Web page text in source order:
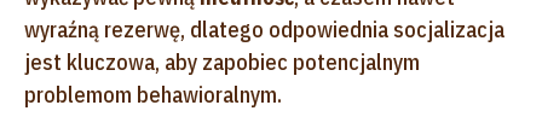
wyraźną rezerwę, dlatego odpowiednia socjalizacja
jest kluczowa, aby zapobiec potencjalnym
problemom behawioralnym.